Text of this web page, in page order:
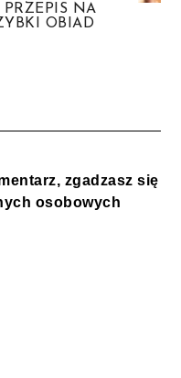
PRZEPIS NA
OBIAD
zgadzasz się
osobowych